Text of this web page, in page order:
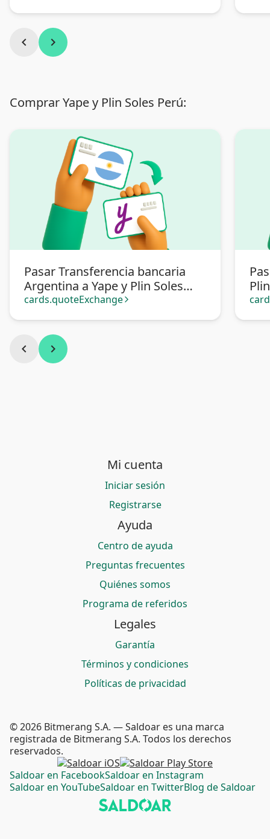
chevron_left chevron_right
Comprar Yape y Plin Soles Perú:
Pasar Transferencia bancaria
Argentina a Yape y Plin Soles
Perú
cards.quoteExchange arrow_forward_ios
chevron_left chevron_right
Mi cuenta
Iniciar sesión
Registrarse
Ayuda
Centro de ayuda
Preguntas frecuentes
Quiénes somos
Programa de referidos
Legales
Garantía
Términos y condiciones
Políticas de privacidad
Saldoar en FacebookSaldoar en Instagram
Saldoar en YouTubeSaldoar en TwitterBlog de Saldoar
© 2026 Bitmerang S.A. — Saldoar es una marca
registrada de Bitmerang S.A. Todos los derechos
reservados.